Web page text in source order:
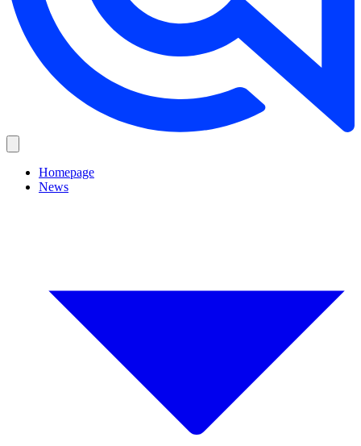
Homepage
News